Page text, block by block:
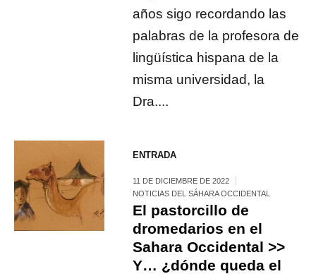
años sigo recordando las
palabras de la profesora de
lingüística hispana de la
misma universidad, la
Dra....
ENTRADA
11 DE DICIEMBRE DE 2022
NOTICIAS DEL SÁHARA OCCIDENTAL
El pastorcillo de
dromedarios en el
Sahara Occidental >>
Y… ¿dónde queda el